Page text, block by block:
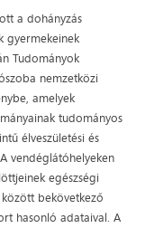
a dohányzás
gyermekeinek
Tudományok
nemzetközi
amelyek
tudományos
élveszületési és
vendéglátóhelyeken
egészségi
bekövetkező
hasonló adataival. A